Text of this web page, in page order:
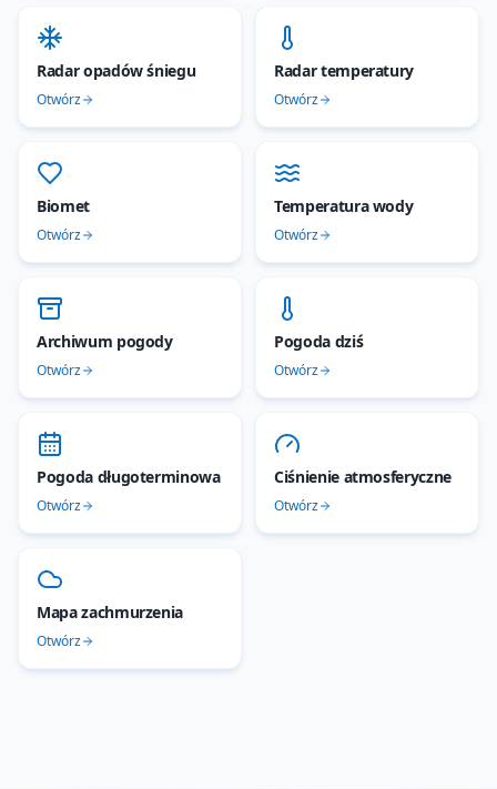
Radar opadów śniegu
Otwórz
Radar temperatury
Otwórz
Biomet
Otwórz
Temperatura wody
Otwórz
Archiwum pogody
Otwórz
Pogoda dziś
Otwórz
Pogoda długoterminowa
Otwórz
Ciśnienie atmosferyczne
Otwórz
Mapa zachmurzenia
Otwórz